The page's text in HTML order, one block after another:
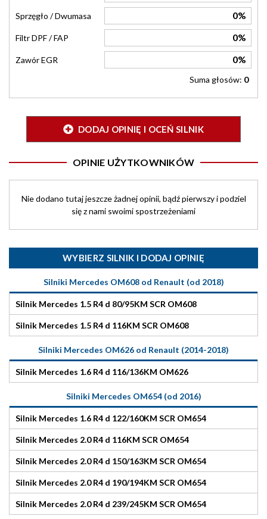
Sprzęgło / Dwumasa 0%
Filtr DPF / FAP 0%
Zawór EGR 0%
Suma głosów: 0
DODAJ OPINIĘ I OCEŃ SILNIK
OPINIE UŻYTKOWNIKÓW
Nie dodano tutaj jeszcze żadnej opinii, bądź pierwszy i podziel
się z nami swoimi spostrzeżeniami
WYBIERZ SILNIK I DODAJ OPINIĘ
Silniki Mercedes OM608 od Renault (od 2018)
Silnik Mercedes 1.5 R4 d 80/95KM SCR OM608
Silnik Mercedes 1.5 R4 d 116KM SCR OM608
Silniki Mercedes OM626 od Renault (2014-2018)
Silnik Mercedes 1.6 R4 d 116/136KM OM626
Silniki Mercedes OM654 (od 2016)
Silnik Mercedes 1.6 R4 d 122/160KM SCR OM654
Silnik Mercedes 2.0 R4 d 116KM SCR OM654
Silnik Mercedes 2.0 R4 d 150/163KM SCR OM654
Silnik Mercedes 2.0 R4 d 190/194KM SCR OM654
Silnik Mercedes 2.0 R4 d 239/245KM SCR OM654